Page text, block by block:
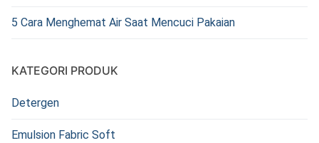
5 Cara Menghemat Air Saat Mencuci Pakaian
KATEGORI PRODUK
Detergen
Emulsion Fabric Soft